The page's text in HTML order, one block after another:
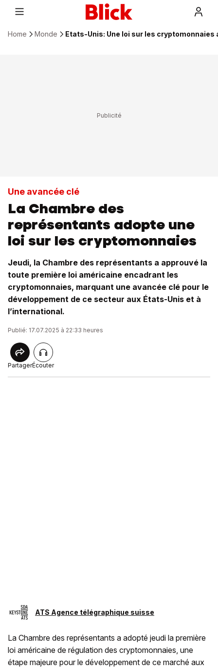
Home Monde Etats-Unis: Une loi sur les cryptomonnaies
Une avancée clé
La Chambre des
représentants adopte une
loi sur les cryptomonnaies
Jeudi, la Chambre des représentants a approuvé la
toute première loi américaine encadrant les
cryptomonnaies, marquant une avancée clé pour le
développement de ce secteur aux États-Unis et à
l’international.
Publié: 17.07.2025 à 22:33 heures
PartagerÉcouter
ATS Agence télégraphique suisse
La Chambre des représentants a adopté jeudi la première
loi américaine de régulation des cryptomonnaies, une
étape majeure pour le développement de ce marché aux